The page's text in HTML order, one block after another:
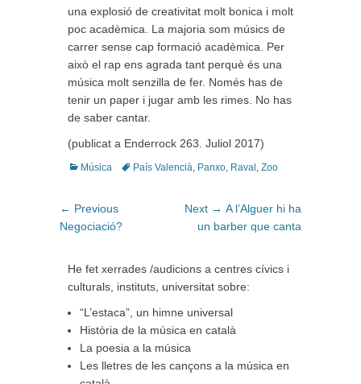
una explosió de creativitat molt bonica i molt
poc acadèmica. La majoria som músics de
carrer sense cap formació acadèmica. Per
això el rap ens agrada tant perquè és una
música molt senzilla de fer. Només has de
tenir un paper i jugar amb les rimes. No has
de saber cantar.
(publicat a Enderrock 263. Juliol 2017)
Categories
Música TagsPaís Valencià, Panxo, Raval, Zoo
Navegació
d'entrades
← PreviousPrevious
post:
Negociació?
Next → Next
post:
A l’Alguer hi ha
un barber que canta
He fet xerrades /audicions a centres cívics i
culturals, instituts, universitat sobre:
“L’estaca”, un himne universal
Història de la música en català
La poesia a la música
Les lletres de les cançons a la música en